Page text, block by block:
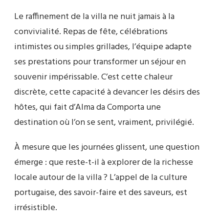
Le raffinement de la villa ne nuit jamais à la
convivialité. Repas de fête, célébrations
intimistes ou simples grillades, l’équipe adapte
ses prestations pour transformer un séjour en
souvenir impérissable. C’est cette chaleur
discrète, cette capacité à devancer les désirs des
hôtes, qui fait d’Alma da Comporta une
destination où l’on se sent, vraiment, privilégié.
À mesure que les journées glissent, une question
émerge : que reste-t-il à explorer de la richesse
locale autour de la villa ? L’appel de la culture
portugaise, des savoir-faire et des saveurs, est
irrésistible.